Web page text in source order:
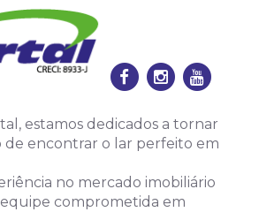
estamos dedicados a tornar
de encontrar o lar perfeito em
no mercado imobiliário
equipe comprometida em